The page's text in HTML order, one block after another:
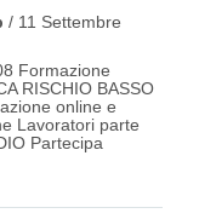
/ 11 Settembre
Formazione
RISCHIO BASSO
online e
Lavoratori parte
Partecipa